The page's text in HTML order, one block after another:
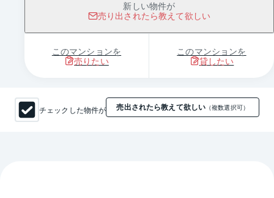
新しい物件が
売り出されたら教えて欲しい
このマンションを
売りたい
このマンションを
貸したい
チェックした物件が 売出されたら教えて欲しい （複数選択可）